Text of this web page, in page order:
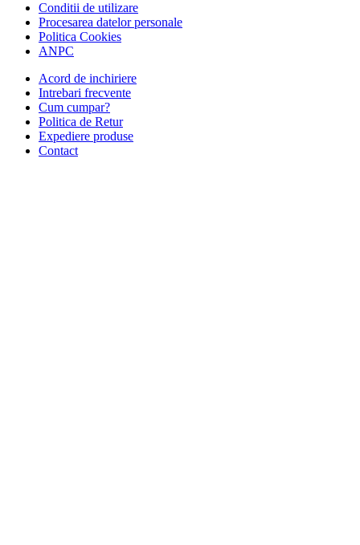
Conditii de utilizare
Procesarea datelor personale
Politica Cookies
ANPC
Acord de inchiriere
Intrebari frecvente
Cum cumpar?
Politica de Retur
Expediere produse
Contact